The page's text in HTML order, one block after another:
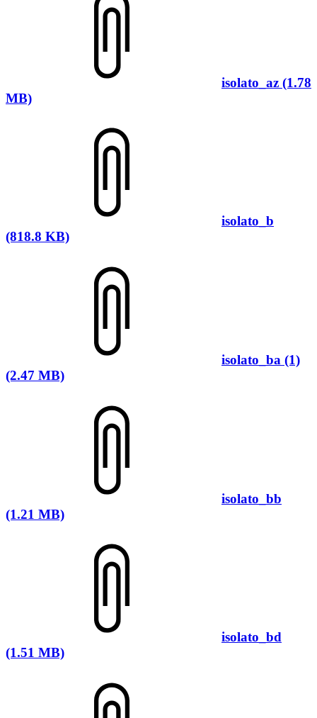
isolato_az (1.78
MB)
isolato_b
(818.8 KB)
isolato_ba (1)
(2.47 MB)
isolato_bb
(1.21 MB)
isolato_bd
(1.51 MB)